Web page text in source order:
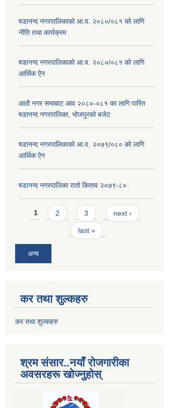
षडानन्द नगरपालिकाको आ.व. २०८०/०८१ को लागि
नीति तथा कार्यक्रम
षडानन्द नगरपालिकाको आ.व. २०८०/०८१ को लागि
आर्थिक ऐन
आठौ नगर सभाबाट आव २०८०-०८१ का लागि पारित
षडानन्द नगरपालिका, भोजपुरको बजेट
षडानन्द नगरपालिकाको आ.व. २०७९/०८० को लागि
आर्थिक ऐन
षडानन्द नगरपालिका रातो किताव २०७९-८०
Pages
1 2 3 next ›
last »
अन्य
कर तथा शुल्कहरु
कर तथा शुल्कहरु
श्रम संसार..नयाँ रोजगारीका
अवसरहरू खोज्नुहोस्